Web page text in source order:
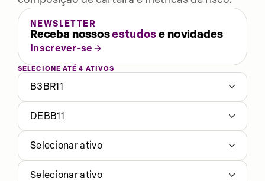
NEWSLETTER
Receba nossosestudose novidades
Inscrever-se
SELECIONE ATÉ 4 ATIVOS
B3BR11
DEBB11
Selecionar ativo
Selecionar ativo